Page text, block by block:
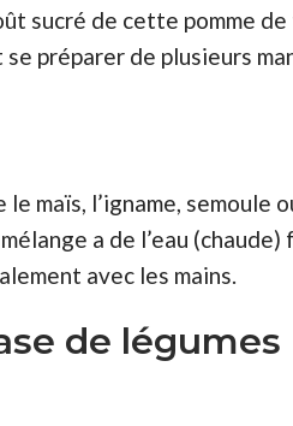
sucré de cette pomme
préparer de plusieurs
maïs, l’igname, semoule
a de l’eau (chaude)
avec les mains.
de légumes